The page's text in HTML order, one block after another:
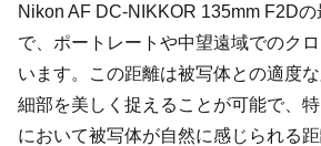
Nikon AF DC-NIKKOR 135mm F2D
で、ポートレートや中望遠域でのク
います。この距離は被写体との適度な
細部を美しく捉えることが可能で、
において被写体が自然に感じられる距